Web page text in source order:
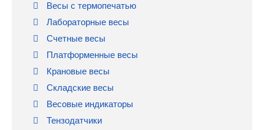
Весы с термопечатью
Лабораторные весы
Счетные весы
Платформенные весы
Крановые весы
Складские весы
Весовые индикаторы
Тензодатчики